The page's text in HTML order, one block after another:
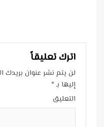
اترك تعليقاً
لن يتم نشر عنوان بريدك
إليها بـ*
التعليق